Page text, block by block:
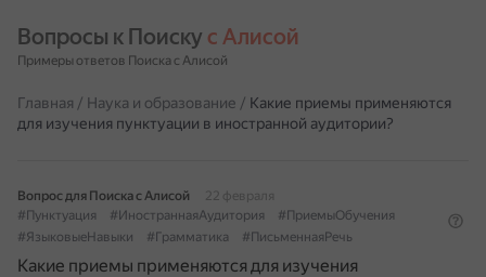
Вопросы к Поиску с Алисой
Примеры ответов Поиска с Алисой
Главная / Наука и образование / Какие приемы применяются
для изучения пунктуации в иностранной аудитории?
Вопрос для Поиска с Алисой
22 февраля
#Пунктуация
#ИностраннаяАудитория
#ПриемыОбучения
#ЯзыковыеНавыки
#Грамматика #ПисьменнаяРечь
Какие приемы применяются для изучения